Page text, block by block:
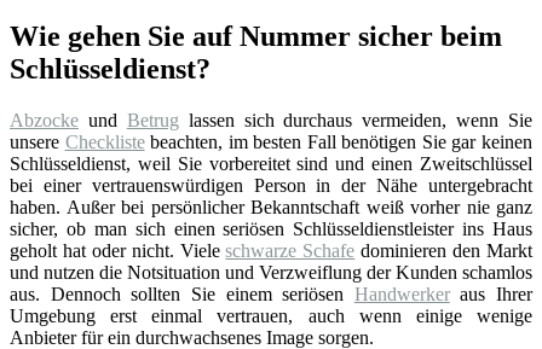
Wie gehen Sie auf Nummer sicher beim
Schlüsseldienst?
Abzocke und Betrug lassen sich durchaus vermeiden, wenn Sie
unsere Checklistebeachten, im besten Fall benötigen Sie gar keinen
Schlüsseldienst, weil Sie vorbereitet sind und einen Zweitschlüssel
bei einer vertrauenswürdigen Person in der Nähe untergebracht
haben. Außer bei persönlicher Bekanntschaft weiß vorher nie ganz
sicher, ob man sich einen seriösen Schlüsseldienstleister ins Haus
geholt hat oder nicht. Vieleschwarze Schafe dominieren den Markt
und nutzen die Notsituation und Verzweiflung der Kunden schamlos
aus. Dennoch sollten Sie einem seriösen Handwerkeraus Ihrer
Umgebung erst einmal vertrauen, auch wenn einige wenige
Anbieter für ein durchwachsenes Image sorgen.